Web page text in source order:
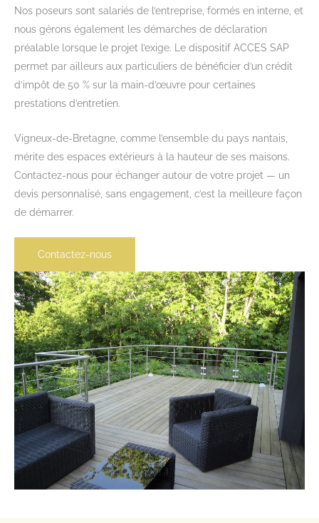
Nos poseurs sont salariés de l’entreprise, formés en interne, et
nous gérons également les démarches de déclaration
préalable lorsque le projet l’exige. Le dispositif ACCES SAP
permet par ailleurs aux particuliers de bénéficier d’un crédit
d’impôt de 50 % sur la main-d’œuvre pour certaines
prestations d’entretien.
Vigneux-de-Bretagne, comme l’ensemble du pays nantais,
mérite des espaces extérieurs à la hauteur de ses maisons.
Contactez-nous pour échanger autour de votre projet — un
devis personnalisé, sans engagement, c’est la meilleure façon
de démarrer.
Contactez-nous